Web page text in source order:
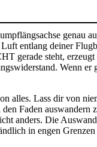
genau
entlang deiner
gerade steht,
Wenn er
alles. Lass dir von
Faden auswandern
anders. Die
in engen